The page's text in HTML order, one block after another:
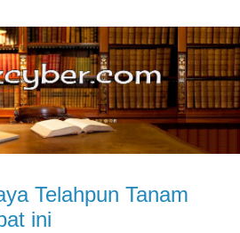
Telahpun Tanam
ini